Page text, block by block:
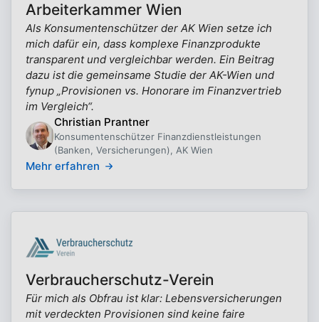
Arbeiterkammer Wien
Als Konsumentenschützer der AK Wien setze ich
mich dafür ein, dass komplexe Finanzprodukte
transparent und vergleichbar werden. Ein Beitrag
dazu ist die gemeinsame Studie der AK-Wien und
fynup „Provisionen vs. Honorare im Finanzvertrieb
im Vergleich“.
Christian Prantner
Konsumentenschützer Finanzdienstleistungen
(Banken, Versicherungen), AK Wien
Mehr erfahren
Verbraucherschutz-Verein
Für mich als Obfrau ist klar: Lebensversicherungen
mit verdeckten Provisionen sind keine faire